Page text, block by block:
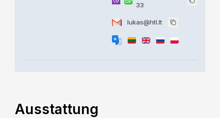
33
lukas@htl.lt
Ausstattung